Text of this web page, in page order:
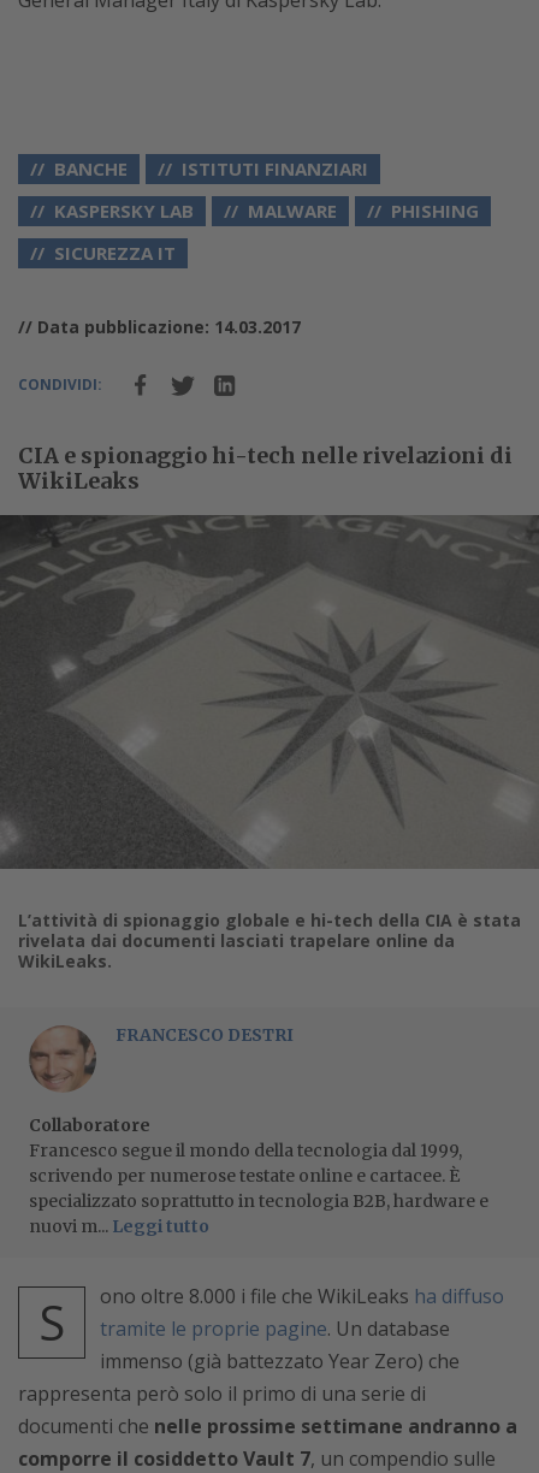
BANCHE
ISTITUTI FINANZIARI
KASPERSKY LAB
MALWARE
PHISHING
SICUREZZA IT
// Data pubblicazione: 14.03.2017
CONDIVIDI:
CIA e spionaggio hi-tech nelle rivelazioni di
WikiLeaks
L’attività di spionaggio globale e hi-tech della CIA è stata
rivelata dai documenti lasciati trapelare online da
WikiLeaks.
FRANCESCO DESTRI
Collaboratore
Francesco segue il mondo della tecnologia dal 1999,
scrivendo per numerose testate online e cartacee. È
specializzato soprattutto in tecnologia B2B, hardware e
nuovi m... Leggi tutto
S ono oltre 8.000 i file che WikiLeaks ha diffuso
tramite le proprie pagine. Un database
immenso (già battezzato Year Zero) che
rappresenta però solo il primo di una serie di
documenti che nelle prossime settimane andranno a
comporre il cosiddetto Vault 7, un compendio sulle